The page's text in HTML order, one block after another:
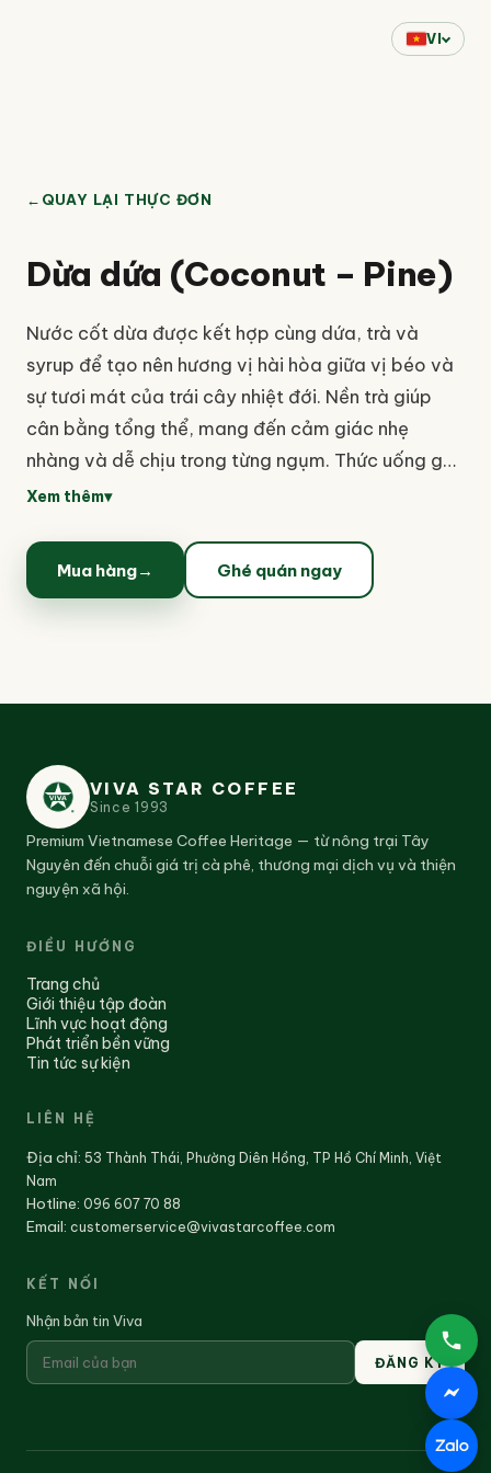
VI
← QUAY LẠI THỰC ĐƠN
Dừa dứa (Coconut – Pine)
Nước cốt dừa được kết hợp cùng dứa, trà và
syrup để tạo nên hương vị hài hòa giữa vị béo và
sự tươi mát của trái cây nhiệt đới. Nền trà giúp
cân bằng tổng thể, mang đến cảm giác nhẹ
nhàng và dễ chịu trong từng ngụm. Thức uống gợi
lên không khí mùa hè, phù hợp cho những ai yêu
Xem thêm▾
Mua hàng→ Ghé quán ngay
VIVA STAR COFFEE
Since1993
Premium Vietnamese Coffee Heritage — từ nông trại Tây
Nguyên đến chuỗi giá trị cà phê, thương mại dịch vụ và thiện
nguyện xã hội.
ĐIỀU HƯỚNG
Trang chủ
Giới thiệu tập đoàn
Lĩnh vực hoạt động
Phát triển bền vững
Tin tức sự kiện
LIÊN HỆ
Địa chỉ: 53 Thành Thái, Phường Diên Hồng, TP Hồ Chí Minh, Việt
Nam
Hotline: 096 607 70 88
Email: customerservice@vivastarcoffee.com
KẾT NỐI
Nhận bản tin Viva
ĐĂNG KÝ